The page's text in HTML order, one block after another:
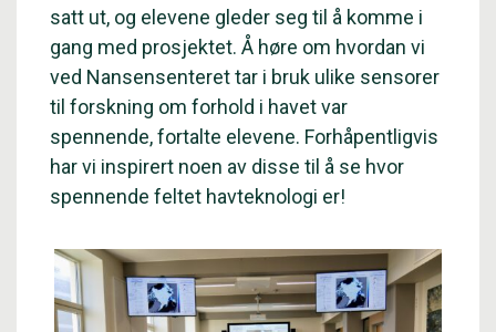
satt ut, og elevene gleder seg til å komme i
gang med prosjektet. Å høre om hvordan vi
ved Nansensenteret tar i bruk ulike sensorer
til forskning om forhold i havet var
spennende, fortalte elevene. Forhåpentligvis
har vi inspirert noen av disse til å se hvor
spennende feltet havteknologi er!